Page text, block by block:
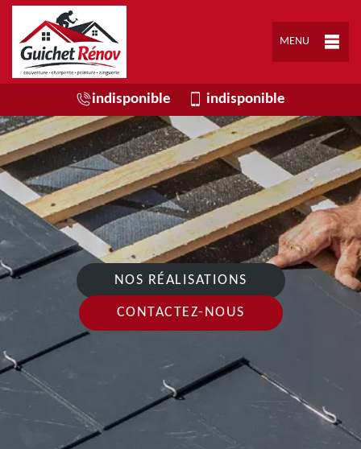
MENU
indisponible indisponible
NOS RÉALISATIONS
CONTACTEZ-NOUS